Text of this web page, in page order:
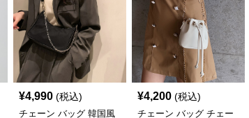
¥4,990 (税込)
チェーン バッグ 韓国風
¥4,200 (税込)
チェーン バッグ チェー